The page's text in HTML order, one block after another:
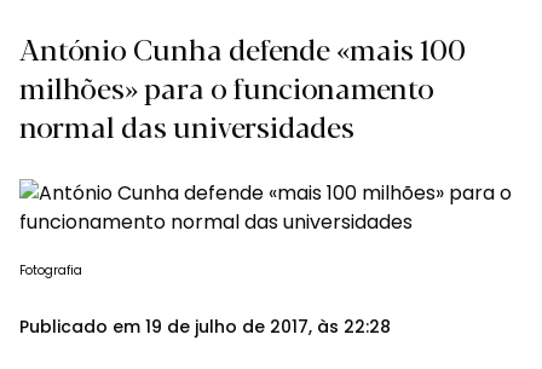
António Cunha defende «mais 100
milhões» para o funcionamento
normal das universidades
Fotografia
Publicado em 19 de julho de 2017, às 22:28